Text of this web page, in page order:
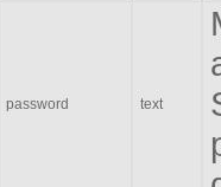
password text